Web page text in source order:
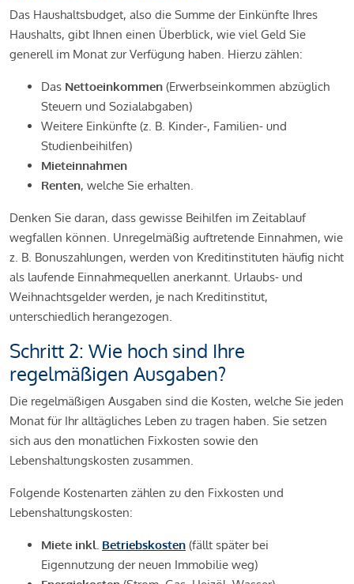
Das Haushaltsbudget, also die Summe der Einkünfte Ihres
Haushalts, gibt Ihnen einen Überblick, wie viel Geld Sie
generell im Monat zur Verfügung haben. Hierzu zählen:
Das Nettoeinkommen (Erwerbseinkommen abzüglich
Steuern und Sozialabgaben)
Weitere Einkünfte (z. B. Kinder-, Familien- und
Studienbeihilfen)
Mieteinnahmen
Renten, welche Sie erhalten.
Denken Sie daran, dass gewisse Beihilfen im Zeitablauf
wegfallen können. Unregelmäßig auftretende Einnahmen, wie
z. B. Bonuszahlungen, werden von Kreditinstituten häufig nicht
als laufende Einnahmequellen anerkannt. Urlaubs- und
Weihnachtsgelder werden, je nach Kreditinstitut,
unterschiedlich herangezogen.
Schritt 2: Wie hoch sind Ihre
regelmäßigen Ausgaben?
Die regelmäßigen Ausgaben sind die Kosten, welche Sie jeden
Monat für Ihr alltägliches Leben zu tragen haben. Sie setzen
sich aus den monatlichen Fixkosten sowie den
Lebenshaltungskosten zusammen.
Folgende Kostenarten zählen zu den Fixkosten und
Lebenshaltungskosten:
Miete inkl. Betriebskosten (fällt später bei
Eigennutzung der neuen Immobilie weg)